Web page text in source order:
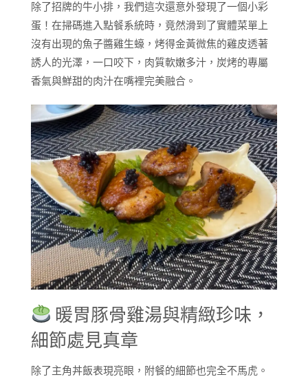
除了招牌的牛小排，我們這次還意外發現了一個小彩
蛋！在掃碼進入點餐系統時，竟然滑到了實體菜單上
沒有出現的魚子醬雞生蠔，烤得金黃微焦的雞皮透著
誘人的光澤，一口咬下，肉質軟嫩多汁，炭烤的專屬
香氣與鮮甜的肉汁在嘴裡完美融合。
暖胃豚骨雞湯與精緻珍味，
細節處見真章
除了主角丼飯表現亮眼，附餐的細節也完全不馬虎。